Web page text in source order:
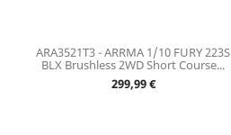
ARA3521T3 - ARRMA 1/10 FURY 223S
BLX Brushless 2WD Short Course...
Prix
299,99 €